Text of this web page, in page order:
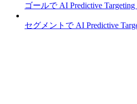
ゴールで AI Predictive
セグメントで AI Predictive